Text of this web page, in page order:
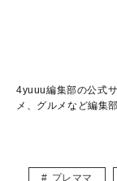
4yuuu編集部の公式
メ、グルメなど編集
プレママ